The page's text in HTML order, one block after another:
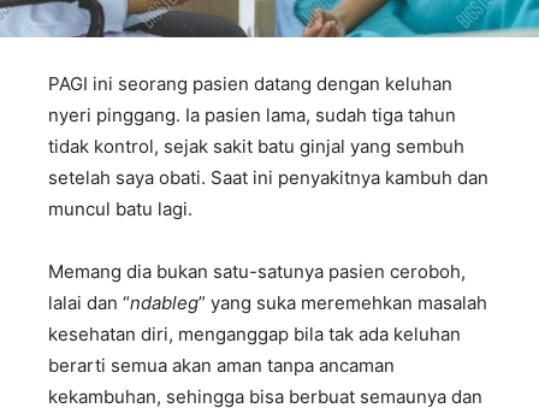
PAGI ini seorang pasien datang dengan keluhan
nyeri pinggang. Ia pasien lama, sudah tiga tahun
tidak kontrol, sejak sakit batu ginjal yang sembuh
setelah saya obati. Saat ini penyakitnya kambuh dan
muncul batu lagi.
Memang dia bukan satu-satunya pasien ceroboh,
lalai dan “ndableg” yang suka meremehkan masalah
kesehatan diri, menganggap bila tak ada keluhan
berarti semua akan aman tanpa ancaman
kekambuhan, sehingga bisa berbuat semaunya dan